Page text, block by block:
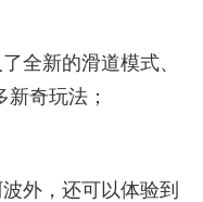
全新的滑道模式、
奇玩法；
外，还可以体验到